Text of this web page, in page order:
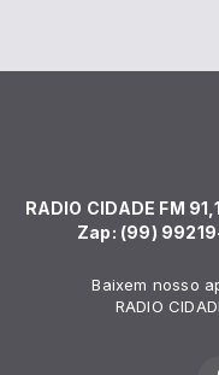
RADIO CIDADE FM
Zap: (99)
Baixem nosso
RADIO